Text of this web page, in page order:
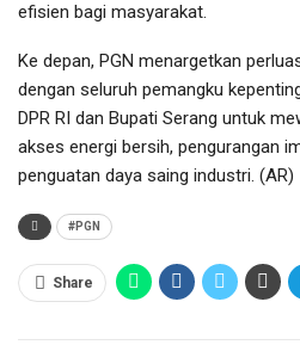
efisien bagi masyarakat.
Ke depan, PGN menargetkan
dengan seluruh pemangku
DPR RI dan Bupati Serang untuk
akses energi bersih, pengurangan
penguatan daya saing industri. (AR)
#PGN
Share